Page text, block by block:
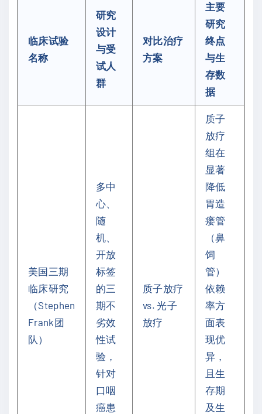
临床试验
名称
研究
设计
与受
试人
群
对比治疗
方案
主要
研究
终点
与生
存数
据
美国三期
临床研究
（Stephen
Frank团
队）
多中
心、
随
机、
开放
标签
的三
期不
劣效
性试
验，
针对
口咽
癌患
质子放疗
vs. 光子
放疗
质子
放疗
组在
显著
降低
胃造
瘘管
（鼻
饲
管）
依赖
率方
面表
现优
异，
且生
存期
及生